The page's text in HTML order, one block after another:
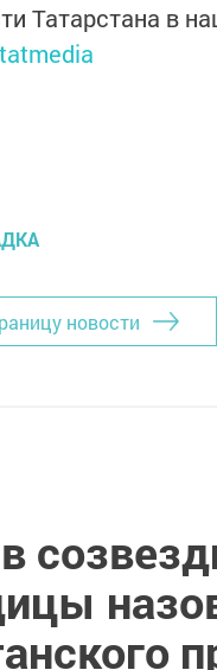
Татарстана в
новости